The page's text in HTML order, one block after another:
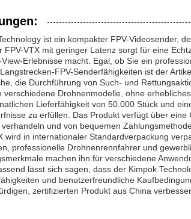
ist ein kompakter FPV-Videosender,
FPV-VTX mit geringer Latenz sorgt für eine
Erlebnisse macht. Egal, ob Sie ein
FPV-Senderfähigkeiten ist der
die Durchführung von Such- und
verschiedene Drohnenmodelle, ohne
Lieferfähigkeit von 50.000 Stück und
zu erfüllen. Das Produkt verfügt über
und von bequemen
wird in internationaler Standardverpackung
professionelle Drohnenrennfahrer und
machen ihn für verschiedene
lässt sich sagen, dass der Kimpok
und benutzerfreundliche
zertifizierten Produkt aus China